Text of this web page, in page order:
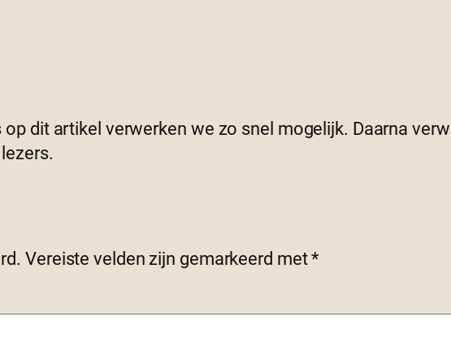
dit artikel verwerken we zo snel mogelijk. Daarna
Vereiste velden zijn gemarkeerd met*